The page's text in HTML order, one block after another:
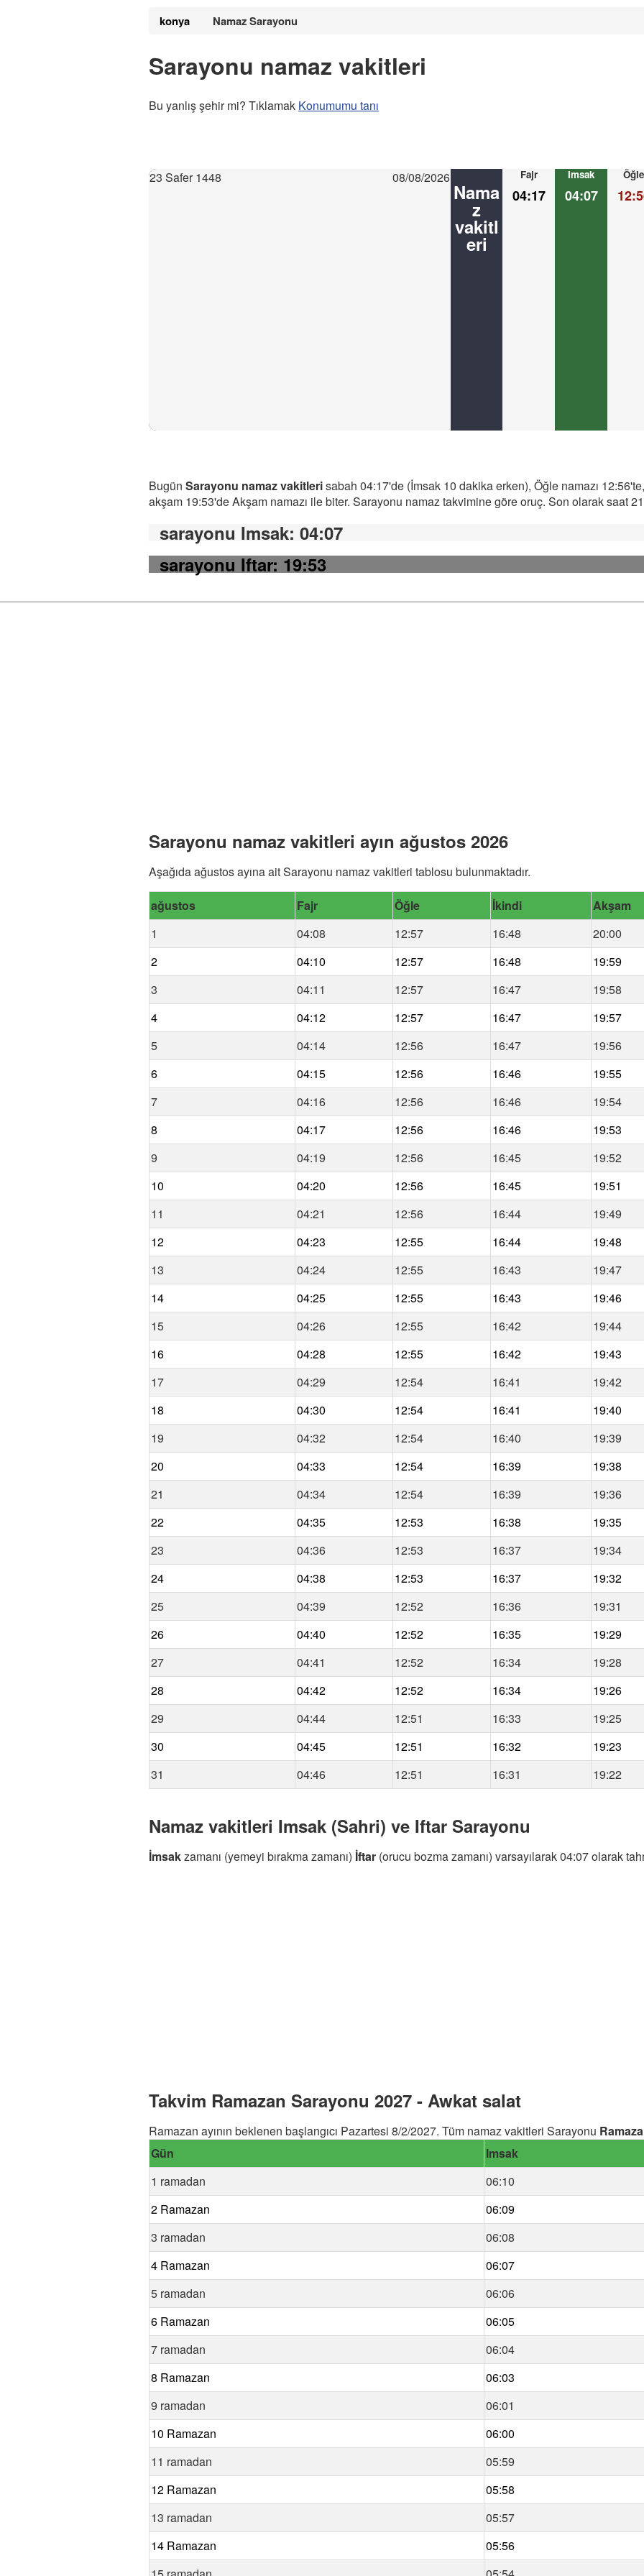
konya Namaz Sarayonu
Sarayonu namaz vakitleri
Bu yanlış şehir mi? Tıklamak Konumumu tanı
23 Safer 1448 08/08/2026
Nama
z
vakitl
eri
Fajr
04:17
Imsak
04:07
Öğle
Bugün Sarayonu namaz vakitlerisabah 04:17'de (İmsak 10 dakika erken), Öğle namazı
akşam 19:53'de Akşam namazı ile biter. Sarayonu namaz takvimine göre oruç. Son olarak saat
sarayonu Imsak: 04:07
sarayonu Iftar: 19:53
Sarayonu namaz vakitleri ayın ağustos 2026
Aşağıda ağustos ayına ait Sarayonu namaz vakitleri tablosu bulunmaktadır.
ağustos Fajr Öğle İkindi Akşam
1
04:08 12:57 16:48 20:00
2
04:10 12:57 16:48 19:59
3
04:11 12:57 16:47 19:58
4
04:12 12:57 16:47 19:57
5
04:14 12:56 16:47 19:56
6
04:15 12:56 16:46 19:55
7
04:16 12:56 16:46 19:54
8
04:17 12:56 16:46 19:53
9
04:19 12:56 16:45 19:52
10
04:20 12:56 16:45 19:51
11
04:21 12:56 16:44 19:49
12
04:23 12:55 16:44 19:48
13
04:24 12:55 16:43 19:47
14
04:25 12:55 16:43 19:46
15
04:26 12:55 16:42 19:44
16
04:28 12:55 16:42 19:43
17
04:29 12:54 16:41 19:42
18
04:30 12:54 16:41 19:40
19
04:32 12:54 16:40 19:39
20
04:33 12:54 16:39 19:38
21
04:34 12:54 16:39 19:36
22
04:35 12:53 16:38 19:35
23
04:36 12:53 16:37 19:34
24
04:38 12:53 16:37 19:32
25
04:39 12:52 16:36 19:31
26
04:40 12:52 16:35 19:29
27
04:41 12:52 16:34 19:28
28
04:42 12:52 16:34 19:26
29
04:44 12:51 16:33 19:25
30
04:45 12:51 16:32 19:23
31
04:46 12:51 16:31 19:22
Namaz vakitleri Imsak (Sahri) ve Iftar Sarayonu
İmsakzamanı (yemeyi bırakma zamanı) İftar (orucu bozma zamanı) varsayılarak 04:07 olarak
Takvim Ramazan Sarayonu 2027 - Awkat salat
Ramazan ayının beklenen başlangıcı Pazartesi 8/2/2027. Tüm namaz vakitleri Sarayonu
Gün
Imsak
1 ramadan
06:10
2 Ramazan
06:09
3 ramadan
06:08
4 Ramazan
06:07
5 ramadan
06:06
6 Ramazan
06:05
7 ramadan
06:04
8 Ramazan
06:03
9 ramadan
06:01
10 Ramazan
06:00
11 ramadan
05:59
12 Ramazan
05:58
13 ramadan
05:57
14 Ramazan
05:56